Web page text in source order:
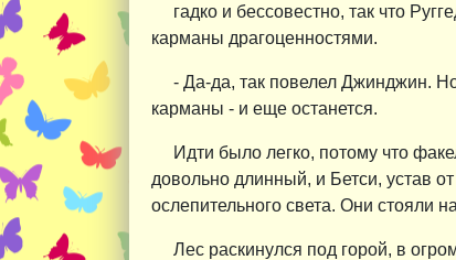
гадко и бессовестно, так что
карманы драгоценностями.
- Да-да, так повелел Джинджин.
карманы - и еще останется.
Идти было легко, потому что
довольно длинный, и Бетси, устав
ослепительного света. Они стояли
Лес раскинулся под горой, в